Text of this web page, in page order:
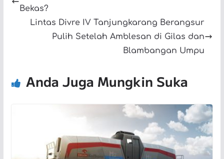
Bekas?
Lintas Divre IV Tanjungkarang Berangsur
Pulih Setelah Amblesan di Gilas dan
Blambangan Umpu
Anda Juga Mungkin Suka